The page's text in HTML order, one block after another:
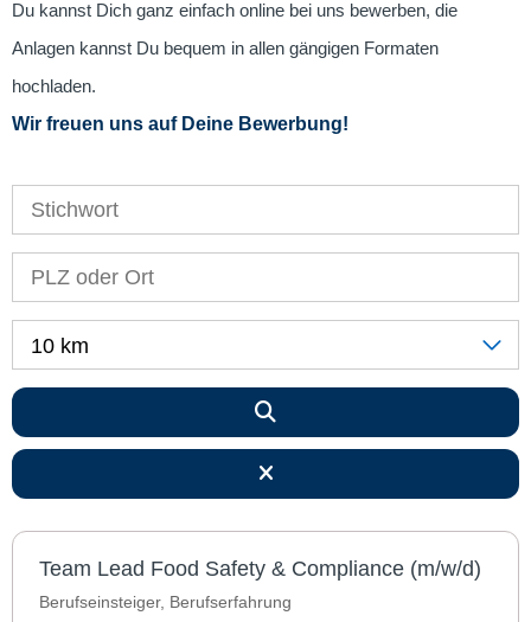
Du kannst Dich ganz einfach online bei uns bewerben, die
Anlagen kannst Du bequem in allen gängigen Formaten
hochladen.
Wir freuen uns auf Deine Bewerbung!
10 km
Team Lead Food Safety & Compliance (m/w/d)
Berufseinsteiger, Berufserfahrung